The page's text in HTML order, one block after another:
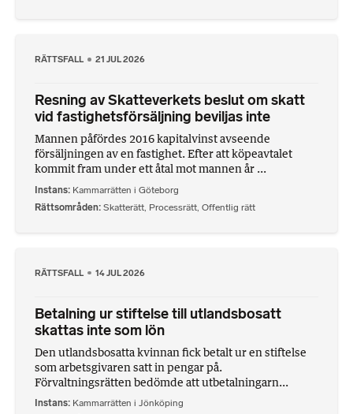
RÄTTSFALL 21 JUL 2026
Resning av Skatteverkets beslut om skatt
vid fastighetsförsäljning beviljas inte
Mannen påfördes 2016 kapitalvinst avseende
försäljningen av en fastighet. Efter att köpeavtalet
kommit fram under ett åtal mot mannen år ...
Instans Kammarrätten i Göteborg
Rättsområden Skatterätt Processrätt Offentlig rätt
RÄTTSFALL 14 JUL 2026
Betalning ur stiftelse till utlandsbosatt
skattas inte som lön
Den utlandsbosatta kvinnan fick betalt ur en stiftelse
som arbetsgivaren satt in pengar på.
Förvaltningsrätten bedömde att utbetalningarn...
Instans Kammarrätten i Jönköping